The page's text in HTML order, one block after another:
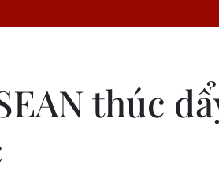
thúc